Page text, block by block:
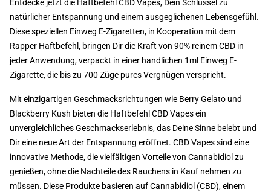
Entdecke jetzt die Haftbefehl CBD Vapes, Dein Schlüssel zu
natürlicher Entspannung und einem ausgeglichenen Lebensgefühl.
Diese speziellen Einweg E-Zigaretten, in Kooperation mit dem
Rapper Haftbefehl, bringen Dir die Kraft von 90% reinem CBD in
jeder Anwendung, verpackt in einer handlichen 1ml Einweg E-
Zigarette, die bis zu 700 Züge pures Vergnügen verspricht.
Mit einzigartigen Geschmacksrichtungen wie Berry Gelato und
Blackberry Kush bieten die Haftbefehl CBD Vapes ein
unvergleichliches Geschmackserlebnis, das Deine Sinne belebt und
Dir eine neue Art der Entspannung eröffnet. CBD Vapes sind eine
innovative Methode, die vielfältigen Vorteile von Cannabidiol zu
genießen, ohne die Nachteile des Rauchens in Kauf nehmen zu
müssen. Diese Produkte basieren auf Cannabidiol (CBD), einem